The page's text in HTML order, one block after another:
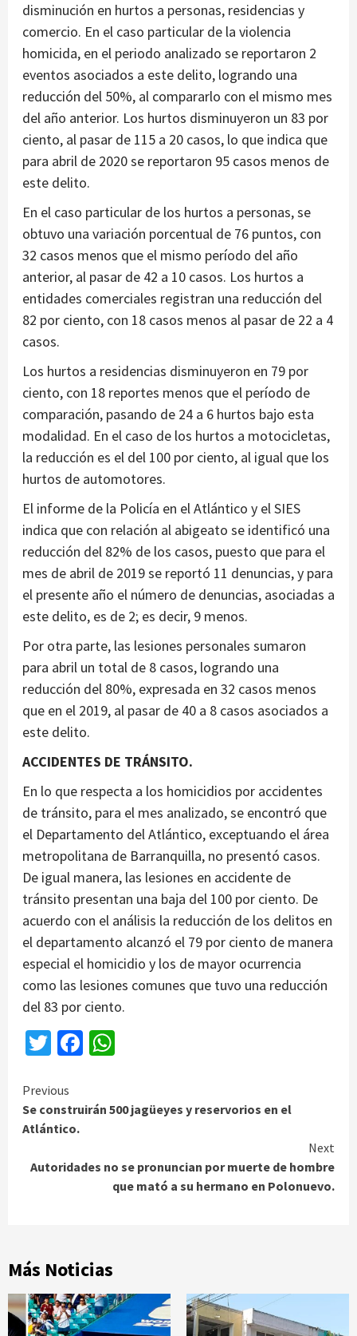
disminución en hurtos a personas, residencias y
comercio. En el caso particular de la violencia
homicida, en el periodo analizado se reportaron 2
eventos asociados a este delito, logrando una
reducción del 50%, al compararlo con el mismo mes
del año anterior. Los hurtos disminuyeron un 83 por
ciento, al pasar de 115 a 20 casos, lo que indica que
para abril de 2020 se reportaron 95 casos menos de
este delito.
En el caso particular de los hurtos a personas, se
obtuvo una variación porcentual de 76 puntos, con
32 casos menos que el mismo período del año
anterior, al pasar de 42 a 10 casos. Los hurtos a
entidades comerciales registran una reducción del
82 por ciento, con 18 casos menos al pasar de 22 a 4
casos.
Los hurtos a residencias disminuyeron en 79 por
ciento, con 18 reportes menos que el período de
comparación, pasando de 24 a 6 hurtos bajo esta
modalidad. En el caso de los hurtos a motocicletas,
la reducción es el del 100 por ciento, al igual que los
hurtos de automotores.
El informe de la Policía en el Atlántico y el SIES
indica que con relación al abigeato se identificó una
reducción del 82% de los casos, puesto que para el
mes de abril de 2019 se reportó 11 denuncias, y para
el presente año el número de denuncias, asociadas a
este delito, es de 2; es decir, 9 menos.
Por otra parte, las lesiones personales sumaron
para abril un total de 8 casos, logrando una
reducción del 80%, expresada en 32 casos menos
que en el 2019, al pasar de 40 a 8 casos asociados a
este delito.
ACCIDENTES DE TRÁNSITO.
En lo que respecta a los homicidios por accidentes
de tránsito, para el mes analizado, se encontró que
el Departamento del Atlántico, exceptuando el área
metropolitana de Barranquilla, no presentó casos.
De igual manera, las lesiones en accidente de
tránsito presentan una baja del 100 por ciento. De
acuerdo con el análisis la reducción de los delitos en
el departamento alcanzó el 79 por ciento de manera
especial el homicidio y los de mayor ocurrencia
como las lesiones comunes que tuvo una reducción
del 83 por ciento.
TwitterFacebook
Continue
Reading
Previous
Se construirán 500 jagüeyes y reservorios en el
Atlántico.
Next
Autoridades no se pronuncian por muerte de hombre
que mató a su hermano en Polonuevo.
Más Noticias